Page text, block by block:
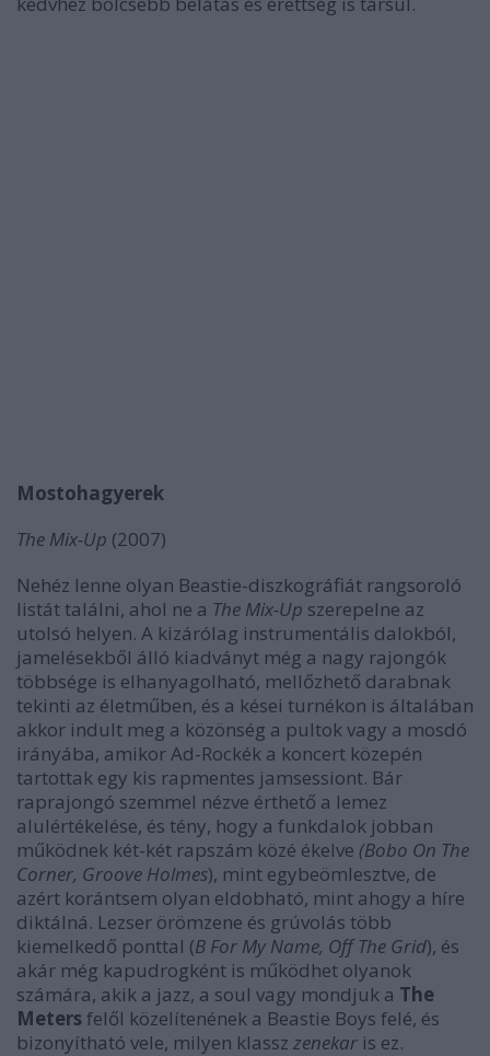
Mostohagyerek
The Mix-Up (2007)
Nehéz lenne olyan Beastie-diszkográfiát rangsoroló
listát találni, ahol ne a The Mix-Up szerepelne az
utolsó helyen. A kizárólag instrumentális dalokból,
jamelésekből álló kiadványt még a nagy rajongók
többsége is elhanyagolható, mellőzhető darabnak
tekinti az életműben, és a kései turnékon is általában
akkor indult meg a közönség a pultok vagy a mosdó
irányába, amikor Ad-Rockék a koncert közepén
tartottak egy kis rapmentes jamsessiont. Bár
raprajongó szemmel nézve érthető a lemez
alulértékelése, és tény, hogy a funkdalok jobban
működnek két-két rapszám közé ékelve (Bobo On The
Corner, Groove Holmes), mint egybeömlesztve, de
azért korántsem olyan eldobható, mint ahogy a híre
diktálná. Lezser örömzene és grúvolás több
kiemelkedő ponttal (B For My Name, Off The Grid), és
akár még kapudrogként is működhet olyanok
számára, akik a jazz, a soul vagy mondjuk a The
Metersfelől közelítenének a Beastie Boys felé, és
bizonyítható vele, milyen klassz zenekar is ez.